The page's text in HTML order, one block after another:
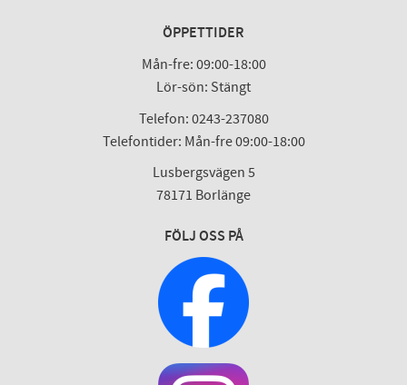
ÖPPETTIDER
Mån-fre: 09:00-18:00
Lör-sön: Stängt
Telefon: 0243-237080
Telefontider: Mån-fre 09:00-18:00
Lusbergsvägen 5
78171 Borlänge
FÖLJ OSS PÅ